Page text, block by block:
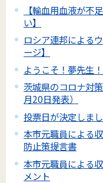
【輸血用血液が不
い】
ロシア連邦による
ージ】
ようこそ！夢先生
茨城県のコロナ対
月20日発表）
投票日が決定しま
本市元職員による
防止策提言書
本市元職員による
メント